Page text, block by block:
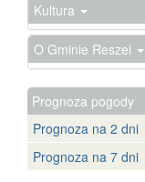
Kultura
O Gminie Reszel
Prognoza pogody
Prognoza na 2 dni
Prognoza na 7 dni